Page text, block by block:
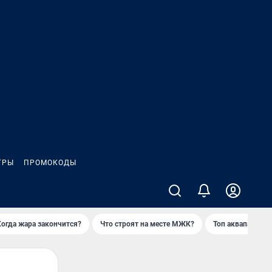
ПРОМОКОДЫ
жара закончится? Что строят на месте МЖК? Топ аквапарков